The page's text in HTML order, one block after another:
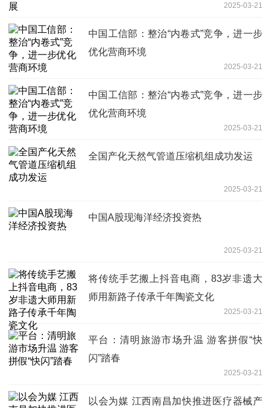
2025-03-21
中国工信部：整治“内卷式”竞争，进一步
优化营商环境
2025-03-21
中国工信部：整治“内卷式”竞争，进一步
优化营商环境
2025-03-21
全国产化天然气管道压缩机组成功发运
2025-03-21
中国A股现海洋经济投资热
2025-03-21
将传统手艺搬上抖音电商，83岁非遗大
师用新路子传承千年陶瓷文化
2025-03-21
平台：清明旅游市场升温 游客拼假“快
闪”踏春
2025-03-21
以会为媒 江西南昌加快推进医疗器械产